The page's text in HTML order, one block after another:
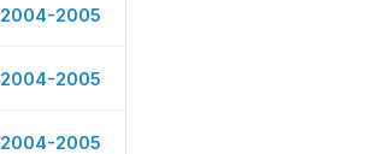
2004-2005
2004-2005
2004-2005